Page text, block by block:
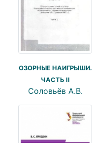
ОЗОРНЫЕ НАИГРЫШИ.
ЧАСТЬ II
Соловьёв А.В.